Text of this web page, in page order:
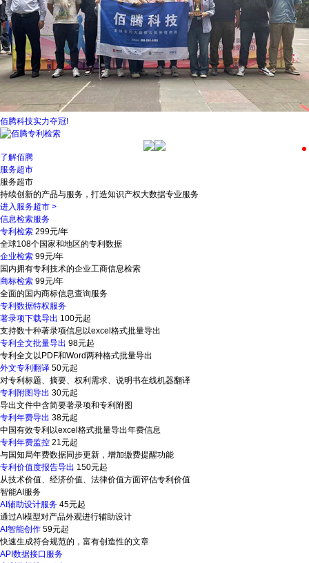
佰腾科技实力夺冠!
了解佰腾
服务超市
服务超市
持续创新的产品与服务，打造知识产权大数据专业服务
进入服务超市 >
信息检索服务
专利检索 299元/年
全球108个国家和地区的专利数据
企业检索 99元/年
国内拥有专利技术的企业工商信息检索
商标检索 99元/年
全面的国内商标信息查询服务
专利数据特权服务
著录项下载导出 100元起
支持数十种著录项信息以excel格式批量导出
专利全文批量导出 98元起
专利全文以PDF和Word两种格式批量导出
外文专利翻译 50元起
对专利标题、摘要、权利需求、说明书在线机器翻译
专利附图导出 30元起
导出文件中含简要著录项和专利附图
专利年费导出 38元起
中国有效专利以excel格式批量导出年费信息
专利年费监控 21元起
与国知局年费数据同步更新，增加缴费提醒功能
专利价值度报告导出 150元起
从技术价值、经济价值、法律价值方面评估专利价值
智能AI服务
AI辅助设计服务 45元起
通过AI模型对产品外观进行辅助设计
AI智能创作 59元起
快速生成符合规范的，富有创造性的文章
API数据接口服务